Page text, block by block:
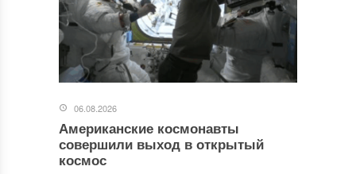
06.08.2026
Американские космонавты
совершили выход в открытый
космос